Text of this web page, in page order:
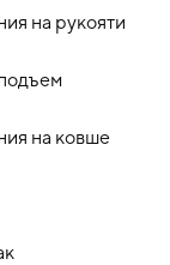
на рукояти
на ковше